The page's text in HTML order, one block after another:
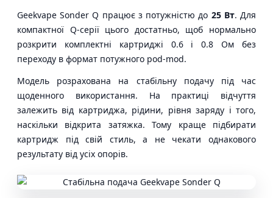
Geekvape Sonder Q працює з потужністю до 25 Вт. Для
компактної Q-серії цього достатньо, щоб нормально
розкрити комплектні картриджі 0.6 і 0.8 Ом без
переходу в формат потужного pod-mod.
Модель розрахована на стабільну подачу під час
щоденного використання. На практиці відчуття
залежить від картриджа, рідини, рівня заряду і того,
наскільки відкрита затяжка. Тому краще підбирати
картридж під свій стиль, а не чекати однакового
результату від усіх опорів.